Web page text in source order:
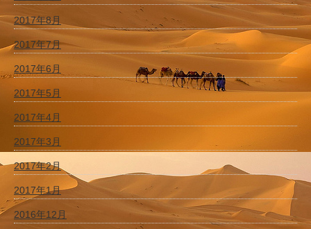
2017年8月
2017年7月
2017年6月
2017年5月
2017年4月
2017年3月
2017年2月
2017年1月
2016年12月